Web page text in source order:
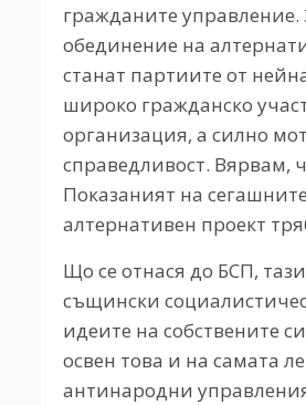
гражданите
обединение на
станат партиите от
широко гражданско
организация, а силно
справедливост. Вярвам,
Показаният на
алтернативен проект
Що се отнася до БСП,
същински
идеите на собствените
освен това и на самата
антинародни